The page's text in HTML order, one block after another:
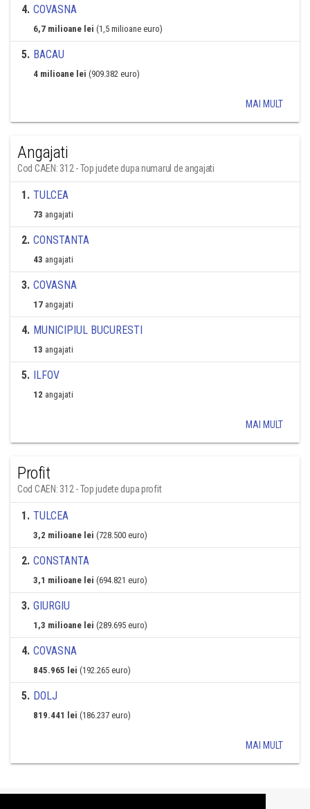
4. COVASNA
6,7 milioane lei (1,5 milioane euro)
5. BACAU
4 milioane lei (909.382 euro)
MAI MULT
Angajati
Cod CAEN: 312 - Top judete dupa numarul de angajati
1. TULCEA
73 angajati
2. CONSTANTA
43 angajati
3. COVASNA
17 angajati
4. MUNICIPIUL BUCURESTI
13 angajati
5. ILFOV
12 angajati
MAI MULT
Profit
Cod CAEN: 312 - Top judete dupa profit
1. TULCEA
3,2 milioane lei (728.500 euro)
2. CONSTANTA
3,1 milioane lei (694.821 euro)
3. GIURGIU
1,3 milioane lei (289.695 euro)
4. COVASNA
845.965 lei (192.265 euro)
5. DOLJ
819.441 lei (186.237 euro)
MAI MULT